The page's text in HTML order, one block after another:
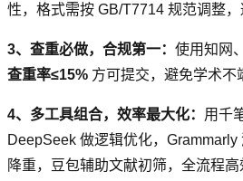
性，格式需按 GB/T7714 规范调整，
3、查重必做，合规第一： 使用知网
查重率≤15% 方可提交，避免学术不
4、多工具组合，效率最大化： 用千
DeepSeek 做逻辑优化，Grammarly
降重，豆包辅助文献初筛，全流程高